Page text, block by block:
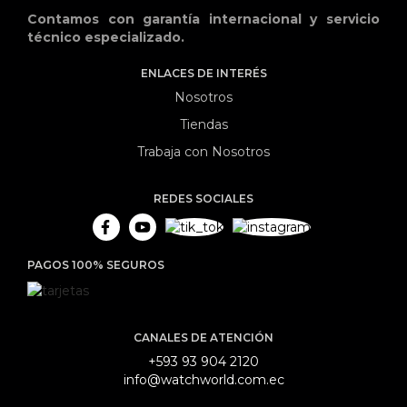
Contamos con garantía internacional y servicio
técnico especializado.
ENLACES DE INTERÉS
Nosotros
Tiendas
Trabaja con Nosotros
REDES SOCIALES
PAGOS 100% SEGUROS
CANALES DE ATENCIÓN
+593 93 904 2120
info@watchworld.com.ec